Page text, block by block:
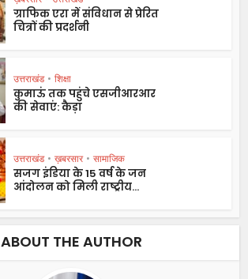
ग्राफिक एरा में संविधान से प्रेरित
चित्रों की प्रदर्शनी
उत्तराखंड • शिक्षा
कुमाऊं तक पहुंचे एसजीआरआर
की सेवाएं: कैड़ा
उत्तराखंड • ख़बरसार • सामाजिक
सजग इंडिया के 15 वर्ष के जन
आंदोलन को मिली राष्ट्रीय...
ABOUT THE AUTHOR